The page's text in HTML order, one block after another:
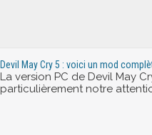
Devil May Cry 5 : voici un mod
La version PC de Devil May
particulièrement notre